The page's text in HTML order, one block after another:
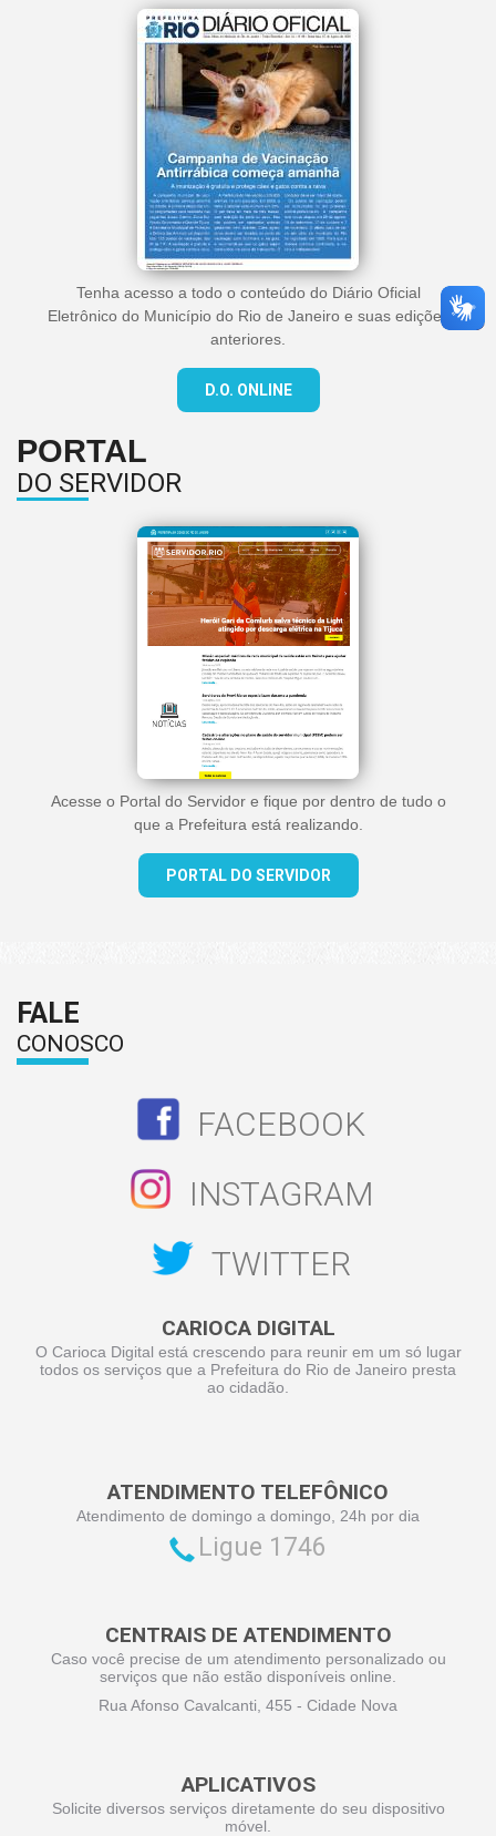
Tenha acesso a todo o conteúdo do Diário Oficial
Eletrônico do Município do Rio de Janeiro e suas edições
anteriores.
D.O. ONLINE
PORTAL
DO SERVIDOR
Acesse o Portal do Servidor e fique por dentro de tudo o
que a Prefeitura está realizando.
PORTAL DO SERVIDOR
FALE
CONOSCO
FACEBOOK
INSTAGRAM
TWITTER
CARIOCA DIGITAL
O Carioca Digital está crescendo para reunir em um só lugar
todos os serviços que a Prefeitura do Rio de Janeiro presta
ao cidadão.
ATENDIMENTO TELEFÔNICO
Atendimento de domingo a domingo, 24h por dia
Ligue 1746
CENTRAIS DE ATENDIMENTO
Caso você precise de um atendimento personalizado ou
serviços que não estão disponíveis online.
Rua Afonso Cavalcanti, 455 - Cidade Nova
APLICATIVOS
Solicite diversos serviços diretamente do seu dispositivo
móvel.